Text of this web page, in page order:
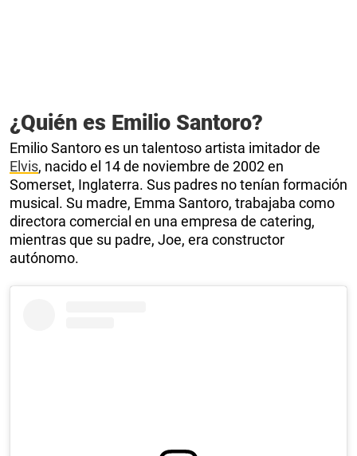
¿Quién es Emilio Santoro?
Emilio Santoro es un talentoso artista imitador de
Elvis, nacido el 14 de noviembre de 2002 en
Somerset, Inglaterra. Sus padres no tenían formación
musical. Su madre, Emma Santoro, trabajaba como
directora comercial en una empresa de catering,
mientras que su padre, Joe, era constructor
autónomo.